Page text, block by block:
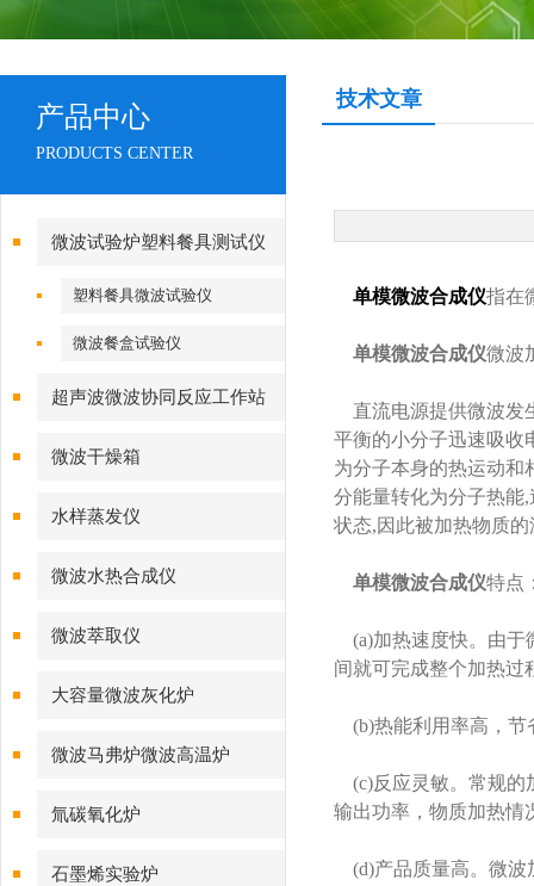
产品中心
PRODUCTS CENTER
微波试验炉塑料餐具测试仪
塑料餐具微波试验仪
微波餐盒试验仪
超声波微波协同反应工作站
微波干燥箱
水样蒸发仪
微波水热合成仪
微波萃取仪
大容量微波灰化炉
微波马弗炉微波高温炉
氚碳氧化炉
石墨烯实验炉
技术文章
单模微波合成仪指在
单模微波合成仪微波
直流电源提供微波发
平衡的小分子迅速吸收
为分子本身的热运动和
分能量转化为分子热能
状态,因此被加热物质
单模微波合成仪特点
(a)加热速度快。由于
间就可完成整个加热过
(b)热能利用率高，节
(c)反应灵敏。常规的
输出功率，物质加热情
(d)产品质量高。微波